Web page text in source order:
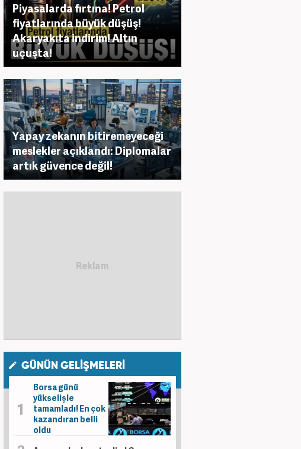
Piyasalarda fırtına! Petrol
fiyatlarında büyük düşüş!
Akaryakıta indirim! Altın
uçuşta!
Yapay zekanın bitiremeyeceği
meslekler açıklandı: Diplomalar
artık güvence değil!
GÜNÜN GELİŞMELERİ
Borsa günü
yükselişle
tamamladı! En çok
kazandıran belli
oldu